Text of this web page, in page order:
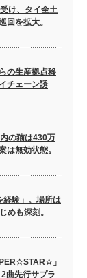
け、タイ全土
回を拡大。
の生産拠点移
チェーン誘
の猫は430万
は無効状態。
経験」。場所は
めも深刻。
」
曲先行サプラ